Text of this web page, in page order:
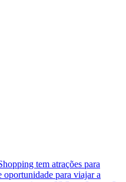
tem atrações para
oportunidade para viajar a